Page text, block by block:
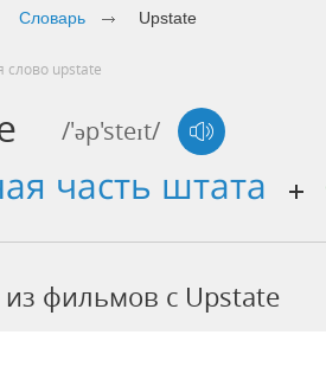
Словарь Upstate
слово upstate
/'əp'steɪt/
часть штата
фильмов c Upstate